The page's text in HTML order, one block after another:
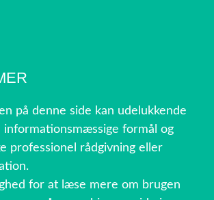
på denne side kan udelukkende
informationsmæssige formål og
professionel rådgivning eller
for at læse mere om brugen